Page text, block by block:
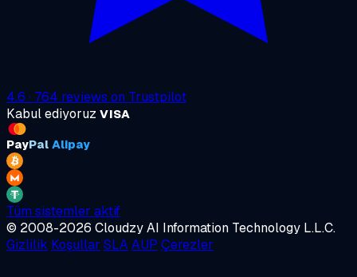
4.6 · 764 reviews on Trustpilot
Kabul ediyoruz VISA
PayPal Alipay
Tüm sistemler aktif
© 2008-2026 Cloudzy AI Information Technology L.L.C.
Gizlilik Koşullar SLAAUP Çerezler